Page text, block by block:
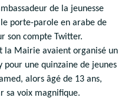
de la jeunesse
porte-parole en arabe de
son compte Twitter.
la Mairie avaient organisé un
une quinzaine de jeunes
alors âgé de 13 ans,
sa voix magnifique.